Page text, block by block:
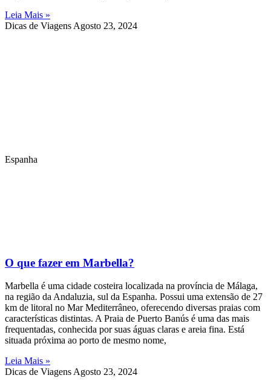
Leia Mais »
Dicas de Viagens Agosto 23, 2024
Espanha
O que fazer em Marbella?
Marbella é uma cidade costeira localizada na província de Málaga,
na região da Andaluzia, sul da Espanha. Possui uma extensão de 27
km de litoral no Mar Mediterrâneo, oferecendo diversas praias com
características distintas. A Praia de Puerto Banús é uma das mais
frequentadas, conhecida por suas águas claras e areia fina. Está
situada próxima ao porto de mesmo nome,
Leia Mais »
Dicas de Viagens Agosto 23, 2024